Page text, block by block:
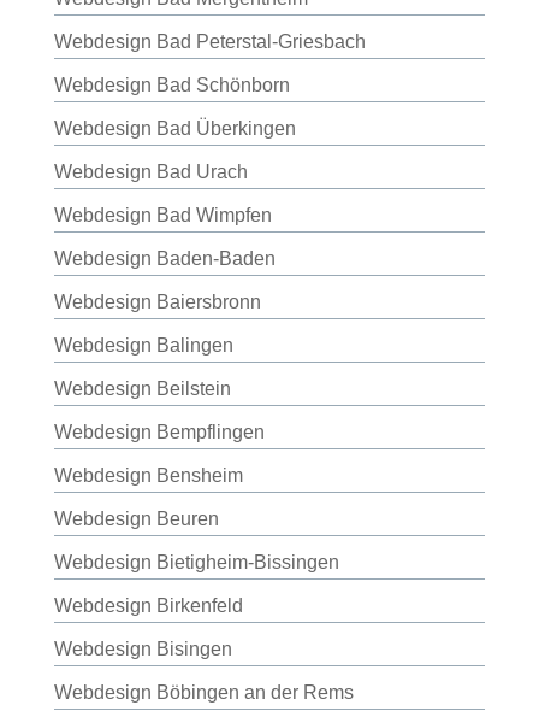
Webdesign Bad Peterstal-Griesbach
Webdesign Bad Schönborn
Webdesign Bad Überkingen
Webdesign Bad Urach
Webdesign Bad Wimpfen
Webdesign Baden-Baden
Webdesign Baiersbronn
Webdesign Balingen
Webdesign Beilstein
Webdesign Bempflingen
Webdesign Bensheim
Webdesign Beuren
Webdesign Bietigheim-Bissingen
Webdesign Birkenfeld
Webdesign Bisingen
Webdesign Böbingen an der Rems